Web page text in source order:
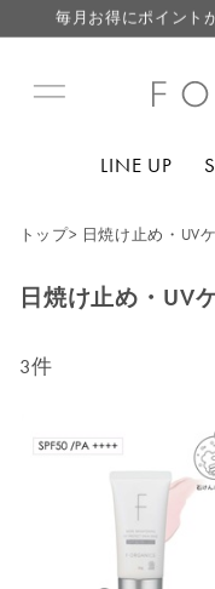
毎月お得にポイント
【重要】F
毎月お得にポイント
LINE UP
トップ> 日焼け止め・UV
日焼け止め・UV
3件